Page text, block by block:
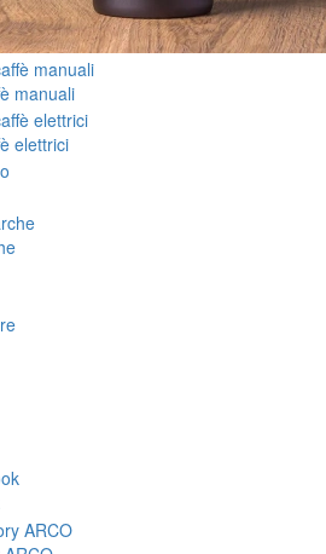
manuali
elettrici